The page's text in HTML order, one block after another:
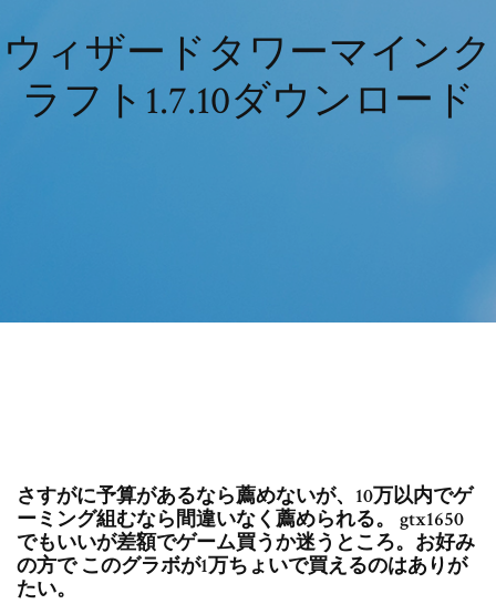
ウィザードタワーマインク
ラフト1.7.10ダウンロード
さすがに予算があるなら薦めないが、10万以内でゲ
ーミング組むなら間違いなく薦められる。 gtx1650
でもいいが差額でゲーム買うか迷うところ。お好み
の方で このグラボが1万ちょいで買えるのはありが
たい。